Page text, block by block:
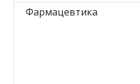
Фармацевтика